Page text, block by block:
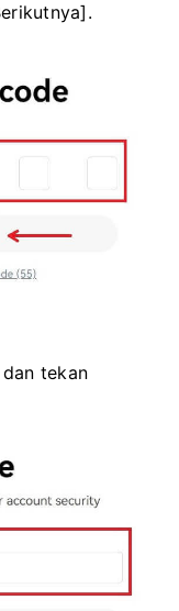
tekan